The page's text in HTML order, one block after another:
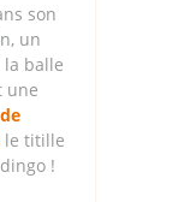
son
un
balle
une
le titille
!